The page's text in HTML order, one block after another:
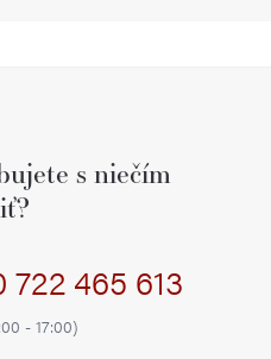
s niečím
722 465 613
- 17:00)